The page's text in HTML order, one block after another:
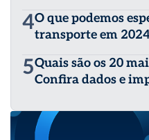
4O que podemos
transporte em
5Quais são os 20
Confira dados e